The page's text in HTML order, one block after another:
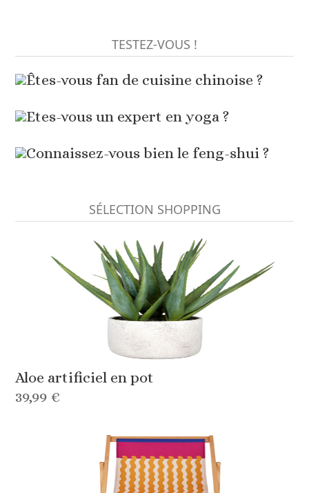
TESTEZ-VOUS !
Êtes-vous fan de cuisine chinoise ?
Etes-vous un expert en yoga ?
Connaissez-vous bien le feng-shui ?
SÉLECTION SHOPPING
Aloe artificiel en pot
39,99 €